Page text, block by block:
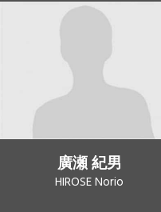
廣瀬 紀男
HIROSE Norio